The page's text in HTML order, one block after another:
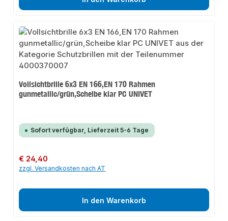
Vollsichtbrille 6x3 EN 166,EN 170 Rahmen
gunmetallic/grün,Scheibe klar PC UNIVET
Sofort verfügbar, Lieferzeit 5-6 Tage
Regulärer Preis:
€ 24,40
zzgl. Versandkosten nach AT
In den Warenkorb